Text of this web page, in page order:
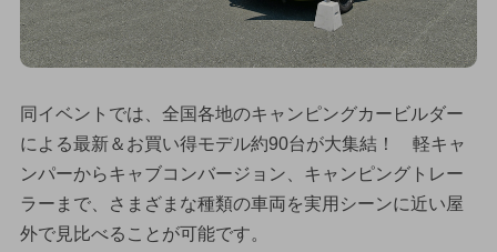
同イベントでは、全国各地のキャンピングカービルダー
による最新＆お買い得モデル約90台が大集結！ 軽キャ
ンパーからキャブコンバージョン、キャンピングトレー
ラーまで、さまざまな種類の車両を実用シーンに近い屋
外で見比べることが可能です。